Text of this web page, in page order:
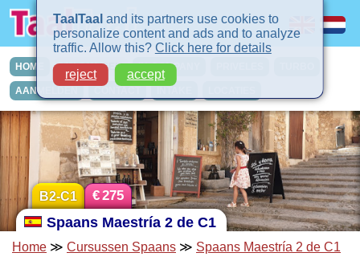
HOME CURSUSSEN IN-COMPANY
AANMELDEN
Spaans Maestría 2 de C1
B2-C1 €275
Home ≫ Cursussen Spaans ≫ Spaans Maestría 2 de C1
TaalTaal and its partners use cookies to
personalize content and ads and to analyze
traffic. Allow this? Click here for details
reject
accept